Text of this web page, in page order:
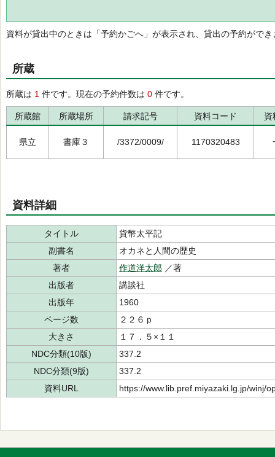
資料が貸出中のときは「予約かごへ」が表示され、貸出の予約ができ
所蔵
所蔵は 1 件です。現在の予約件数は 0 件です。
所蔵館 所蔵場所 請求記号 資料コード 資
県立 書庫３ /3372/0009/ 1170320483
資料詳細
タイトル
貨幣太平記
副書名
オカネと人間の歴史
著者
作道洋太郎 ／著
出版者
講談社
出版年
1960
ページ数
２２６ｐ
大きさ
１７．５×１１
NDC分類(10版)
337.2
NDC分類(9版)
337.2
資料URL
https://www.lib.pref.miyazaki.lg.jp/winj/